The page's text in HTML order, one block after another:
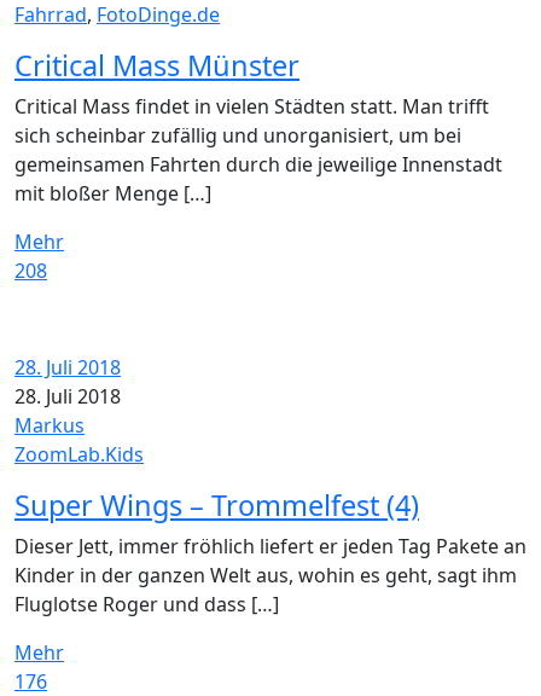
Fahrrad, FotoDinge.de
Critical Mass Münster
Critical Mass findet in vielen Städten statt. Man trifft
sich scheinbar zufällig und unorganisiert, um bei
gemeinsamen Fahrten durch die jeweilige Innenstadt
mit bloßer Menge […]
Mehr
208
28. Juli 2018
28. Juli 2018
Markus
ZoomLab.Kids
Super Wings – Trommelfest (4)
Dieser Jett, immer fröhlich liefert er jeden Tag Pakete an
Kinder in der ganzen Welt aus, wohin es geht, sagt ihm
Fluglotse Roger und dass […]
Mehr
176